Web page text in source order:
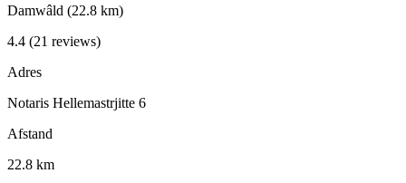
Damwâld (22.8 km)
4.4 (21 reviews)
Adres
Notaris Hellemastrjitte 6
Afstand
22.8 km